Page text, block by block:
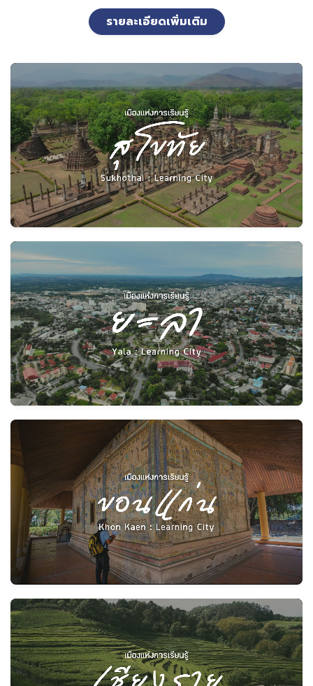
รายละเอียดเพิ่มเติม